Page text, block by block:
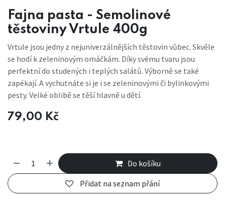
Fajna pasta - Semolinové
těstoviny Vrtule 400g
Vrtule jsou jedny z nejuniverzálnějších těstovin vůbec. Skvěle
se hodí k zeleninovým omáčkám. Díky svému tvaru jsou
perfektní do studených i teplých salátů. Výborně se také
zapékají. A vychutnáte si je i se zeleninovými či bylinkovými
pesty. Velké oblibě se těší hlavně u dětí.
79,00 Kč
Do košíku
Přidat na seznam přání